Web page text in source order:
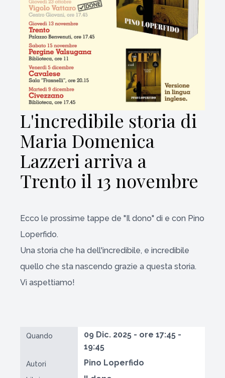
L'incredibile storia di
Maria Domenica
Lazzeri arriva a
Trento il 13 novembre
Ecco le prossime tappe de "Il dono" di e con Pino
Loperfido.
Una storia che ha dell'incredibile, e incredibile
quello che sta nascendo grazie a questa storia.
Vi aspettiamo!
Quando
09 Dic. 2025 - ore 17:45 -
19:45
Autori Pino Loperfido